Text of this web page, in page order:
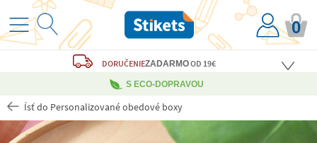
0
DORUČENIEZADARMOOD 19€
S ECO-DOPRAVOU
Ísť do Personalizované obedové boxy